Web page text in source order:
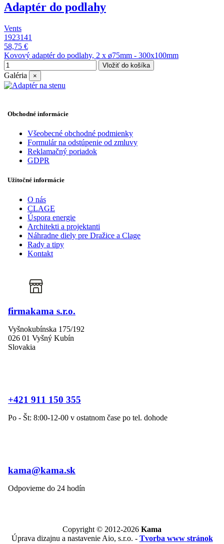
Adaptér do podlahy
Vents
1923141
58,75 €
Kovový adaptér do podlahy, 2 x ø75mm - 300x100mm
Vložiť do košíka
Galéria ×
Obchodné informácie
Všeobecné obchodné podmienky
Formulár na odstúpenie od zmluvy
Reklamačný poriadok
GDPR
Užitočné informácie
O nás
CLAGE
Úspora energie
Architekti a projektanti
Náhradne diely pre Dražice a Clage
Rady a tipy
Kontakt
firmakama s.r.o.
Vyšnokubínska 175/192
026 01 Vyšný Kubín
Slovakia
+421 911 150 355
Po - Št: 8:00-12-00 v ostatnom čase po tel. dohode
kama@kama.sk
Odpovieme do 24 hodín
Copyright © 2012-2026 Kama
Úprava dizajnu a nastavenie Aio, s.r.o. - Tvorba www stránok